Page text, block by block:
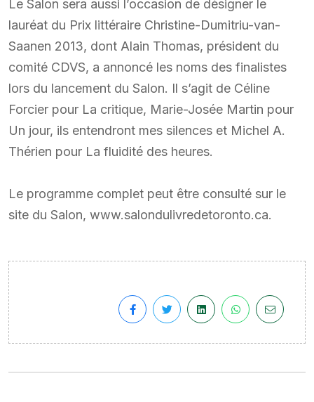
Le Salon sera aussi l’occasion de désigner le
lauréat du Prix littéraire Christine-Dumitriu-van-
Saanen 2013, dont Alain Thomas, président du
comité CDVS, a annoncé les noms des finalistes
lors du lancement du Salon. Il s’agit de Céline
Forcier pour La critique, Marie-Josée Martin pour
Un jour, ils entendront mes silences et Michel A.
Thérien pour La fluidité des heures.
Le programme complet peut être consulté sur le
site du Salon, www.salondulivredetoronto.ca.